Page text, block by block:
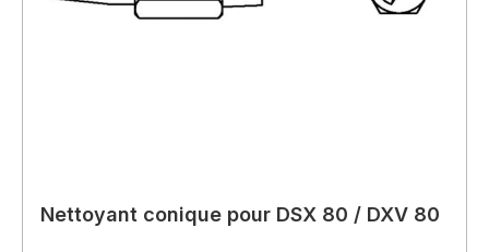
Nettoyant conique pour DSX 80 / DXV 80